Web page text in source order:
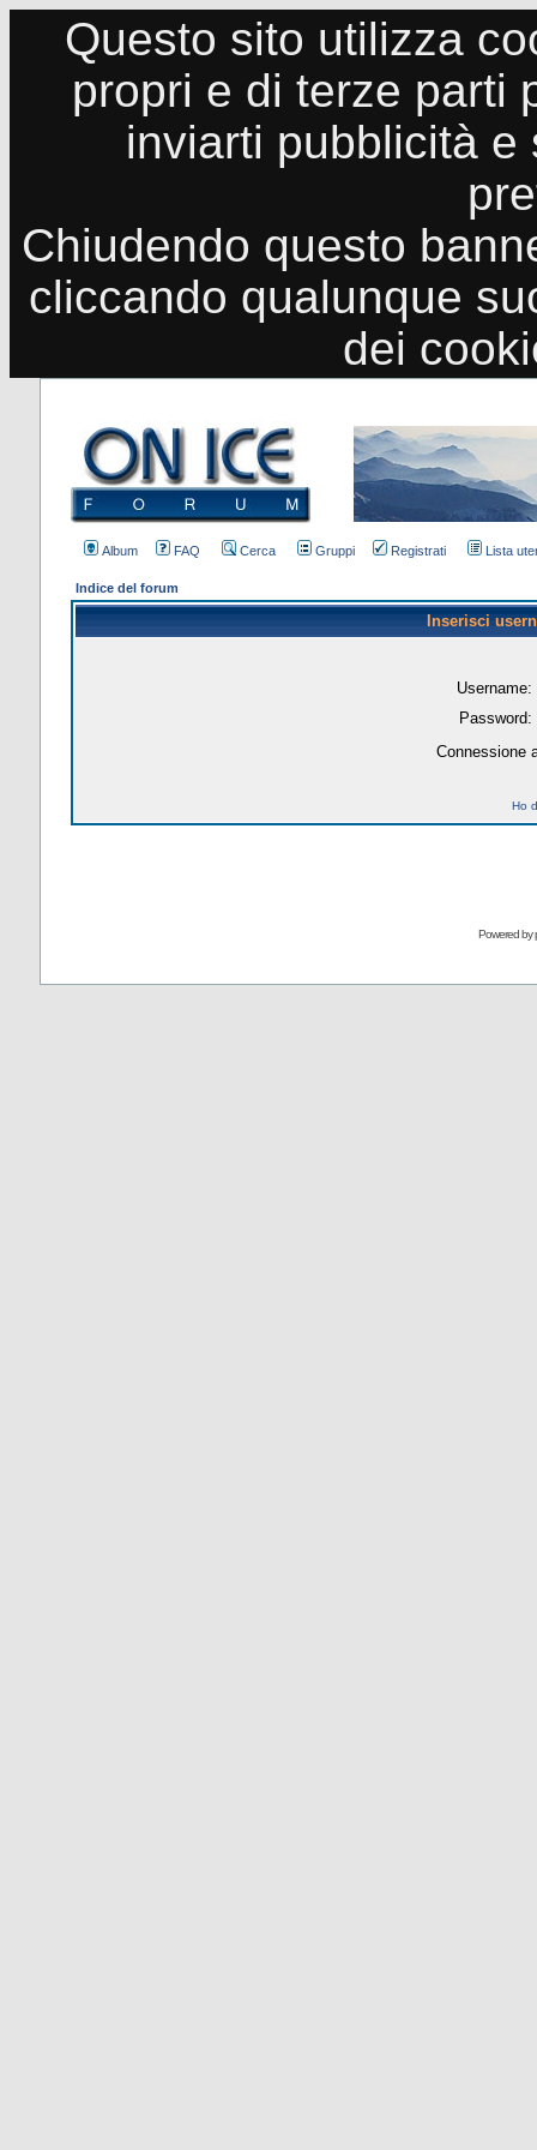
Questo sito utilizza
propri e di terze parti
inviarti pubblicità
Chiudendo questo
cliccando qualunque
dei
Album FAQ Cerca Gruppi Registrati Lista
Indice del forum
Inserisci
Username:
Password:
Connessione
Ho
Powered by